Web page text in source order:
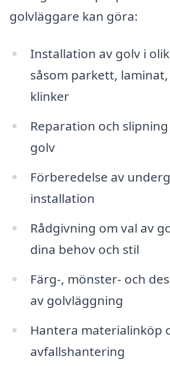
golvläggare kan göra:
Installation av golv i
såsom parkett,
klinker
Reparation och
golv
Förberedelse av
installation
Rådgivning om val av
dina behov och stil
Färg-, mönster- och
av golvläggning
Hantera materialinköp
avfallshantering